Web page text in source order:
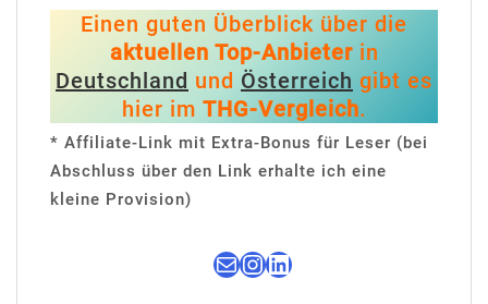
Einen guten Überblick über die
aktuellen Top-Anbieterin
Deutschland und Österreich gibt es
hier im THG-Vergleich.
* Affiliate-Link mit Extra-Bonus für Leser (bei
Abschluss über den Link erhalte ich eine
kleine Provision)
E-MailInstagram
LinkedIn